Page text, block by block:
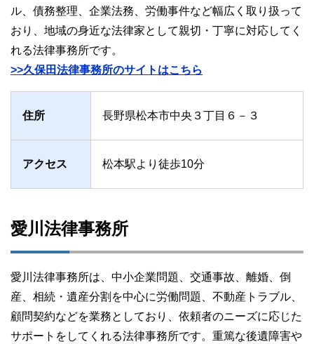
ル、債務整理、企業法務、労働事件など幅広く取り扱って
おり、地域の身近な法律家として親切・丁寧に対応してく
れる法律事務所です。
>>久保田法律事務所のサイトはこちら
住所 長野県松本市中央３丁目６－３
アクセス 松本駅より徒歩10分
愛川法律事務所
愛川法律事務所は、中小企業問題、交通事故、離婚、倒
産、相続・遺産分割を中心に労働問題、不動産トラブル、
顧問契約などを業務としており、依頼者のニーズに応じた
サポートをしてくれる法律事務所です。重篤な後遺障害や